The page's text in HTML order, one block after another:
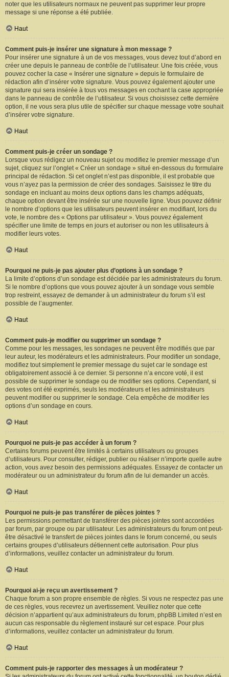
noter que les utilisateurs normaux ne peuvent pas supprimer leur propre
message si une réponse a été publiée.
Haut
Comment puis-je insérer une signature à mon message ?
Pour insérer une signature à un de vos messages, vous devez tout d’abord en
créer une depuis le panneau de contrôle de l’utilisateur. Une fois créée, vous
pouvez cocher la case « Insérer une signature » depuis le formulaire de
rédaction afin d’insérer votre signature. Vous pouvez également ajouter une
signature qui sera insérée à tous vos messages en cochant la case appropriée
dans le panneau de contrôle de l’utilisateur. Si vous choisissez cette dernière
option, il ne vous sera plus utile de spécifier sur chaque message votre souhait
d’insérer votre signature.
Haut
Comment puis-je créer un sondage ?
Lorsque vous rédigez un nouveau sujet ou modifiez le premier message d’un
sujet, cliquez sur l’onglet « Créer un sondage » situé en-dessous du formulaire
principal de rédaction. Si cet onglet n’est pas disponible, il est probable que
vous n’ayez pas la permission de créer des sondages. Saisissez le titre du
sondage en incluant au moins deux options dans les champs adéquats,
chaque option devant être insérée sur une nouvelle ligne. Vous pouvez définir
le nombre d’options que les utilisateurs peuvent insérer en modifiant, lors du
vote, le nombre des « Options par utilisateur ». Vous pouvez également
spécifier une limite de temps en jours et autoriser ou non les utilisateurs à
modifier leurs votes.
Haut
Pourquoi ne puis-je pas ajouter plus d’options à un sondage ?
La limite d’options d’un sondage est décidée par les administrateurs du forum.
Si le nombre d’options que vous pouvez ajouter à un sondage vous semble
trop restreint, essayez de demander à un administrateur du forum s’il est
possible de l’augmenter.
Haut
Comment puis-je modifier ou supprimer un sondage ?
Comme pour les messages, les sondages ne peuvent être modifiés que par
leur auteur, les modérateurs et les administrateurs. Pour modifier un sondage,
modifiez tout simplement le premier message du sujet car le sondage est
obligatoirement associé à ce dernier. Si personne n’a encore voté, il est
possible de supprimer le sondage ou de modifier ses options. Cependant, si
des votes ont été exprimés, seuls les modérateurs et les administrateurs
peuvent modifier ou supprimer le sondage. Cela empêche de modifier les
options d’un sondage en cours.
Haut
Pourquoi ne puis-je pas accéder à un forum ?
Certains forums peuvent être limités à certains utilisateurs ou groupes
d’utilisateurs. Pour consulter, rédiger, publier ou réaliser n’importe quelle autre
action, vous avez besoin des permissions adéquates. Essayez de contacter un
modérateur ou un administrateur du forum afin de lui demander un accès.
Haut
Pourquoi ne puis-je pas transférer de pièces jointes ?
Les permissions permettant de transférer des pièces jointes sont accordées
par forum, par groupe ou par utilisateur. Les administrateurs du forum ont peut-
être désactivé le transfert de pièces jointes dans le forum concerné, ou seuls
certains groupes d’utilisateurs détiennent cette autorisation. Pour plus
d’informations, veuillez contacter un administrateur du forum.
Haut
Pourquoi ai-je reçu un avertissement ?
Chaque forum a son propre ensemble de règles. Si vous ne respectez pas une
de ces règles, vous recevrez un avertissement. Veuillez noter que cette
décision n’appartient qu’aux administrateurs du forum, phpBB Limited n’est en
aucun cas responsable du règlement instauré sur cet espace. Pour plus
d’informations, veuillez contacter un administrateur du forum.
Haut
Comment puis-je rapporter des messages à un modérateur ?